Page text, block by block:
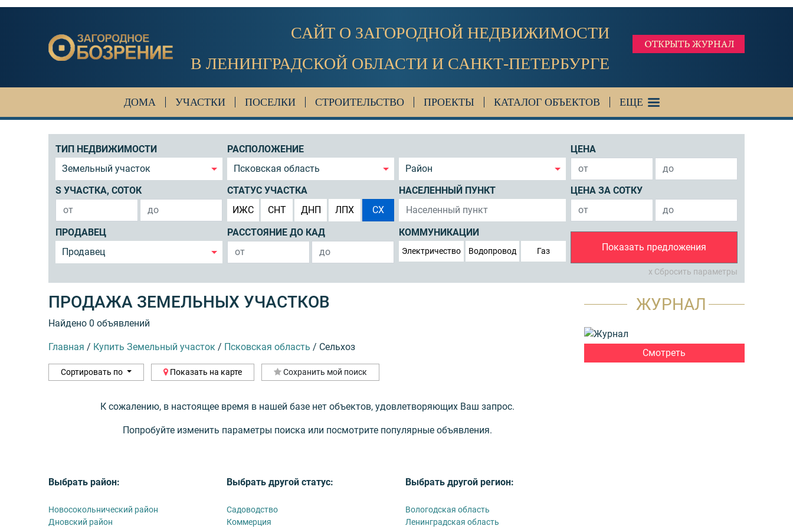
САЙТ О ЗАГОРОДНОЙ НЕДВИЖИМОСТИ
В ЛЕНИНГРАДСКОЙ ОБЛАСТИ И САНКТ-ПЕТЕРБУРГЕ
ДОМА УЧАСТКИ ПОСЕЛКИ СТРОИТЕЛЬСТВО ПРОЕКТЫ КАТАЛОГ ОБЪЕКТОВ ЕЩЕ
ТИП НЕДВИЖИМОСТИ
Земельный участок
РАСПОЛОЖЕНИЕ
Псковская область
Район
ЦЕНА
S УЧАСТКА, СОТОК
СТАТУС УЧАСТКА
ИЖС
СНТ ДНП ЛПХ СХ
НАСЕЛЕННЫЙ ПУНКТ ЦЕНА ЗА СОТКУ
ПРОДАВЕЦ
Продавец
РАССТОЯНИЕ ДО КАД КОММУНИКАЦИИ
Электричество Водопровод Газ Показать предложения
x Сбросить параметры
ПРОДАЖА ЗЕМЕЛЬНЫХ УЧАСТКОВ
Найдено 0 объявлений
Главная / Купить Земельный участок / Псковская область / Сельхоз
Сортировать по Показать на карте Сохранить мой поиск
К сожалению, в настоящее время в нашей базе нет объектов, удовлетворяющих Ваш запрос.
Попробуйте изменить параметры поиска или посмотрите популярные объявления.
Выбрать район:
Новосокольнический район
Дновский район
Выбрать другой статус:
Садоводство
Коммерция
Выбрать другой регион:
Вологодская область
Ленинградская область
ЖУРНАЛ
Смотреть